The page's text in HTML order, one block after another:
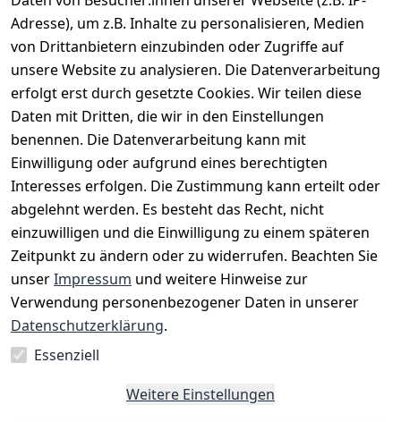
*inkl. ges. MwStzzgl. Versandkosten
1 2 3
Adresse), um z.B. Inhalte zu personalisieren, Medien
von Drittanbietern einzubinden oder Zugriffe auf
unsere Website zu analysieren. Die Datenverarbeitung
erfolgt erst durch gesetzte Cookies. Wir teilen diese
Daten mit Dritten, die wir in den Einstellungen
benennen. Die Datenverarbeitung kann mit
Einwilligung oder aufgrund eines berechtigten
Interesses erfolgen. Die Zustimmung kann erteilt oder
abgelehnt werden. Es besteht das Recht, nicht
einzuwilligen und die Einwilligung zu einem späteren
Zeitpunkt zu ändern oder zu widerrufen. Beachten Sie
unserImpressum und weitere Hinweise zur
Verwendung personenbezogener Daten in unserer
Datenschutzerklärung.
Essenziell
Weitere Einstellungen
Rechtliches
AGB
Impressum
Datenschutze
rklärung
Barrierefreihe
Services
Kontakt
Registrieren
Katalog
Zahlungsm
öglichkeite
n
Vorkasse
PayPal
Versanddie
nstleister
Post